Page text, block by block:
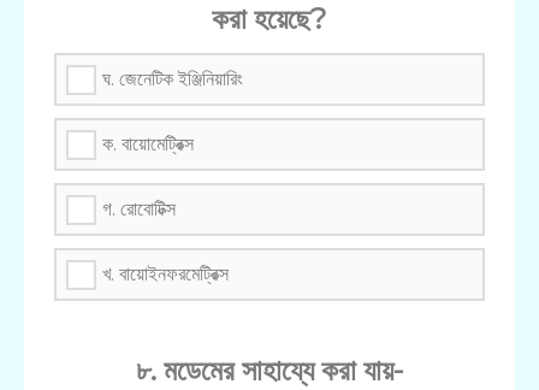
করা হয়েছে?
ঘ. জেনেটিক ইঞ্জিনিয়ারিং
ক. বায়োমেট্রিক্স
গ. রোবোটিক্স
খ. বায়োইনফরমেট্রিক্স
৮. মডেমের সাহায্যে করা যায়-